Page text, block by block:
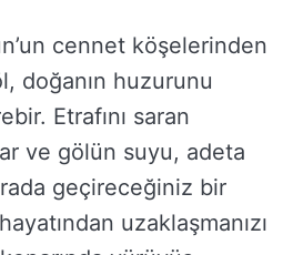
cennet köşelerinden
doğanın huzurunu
Etrafını saran
ve gölün suyu, adeta
geçireceğiniz bir
uzaklaşmanızı